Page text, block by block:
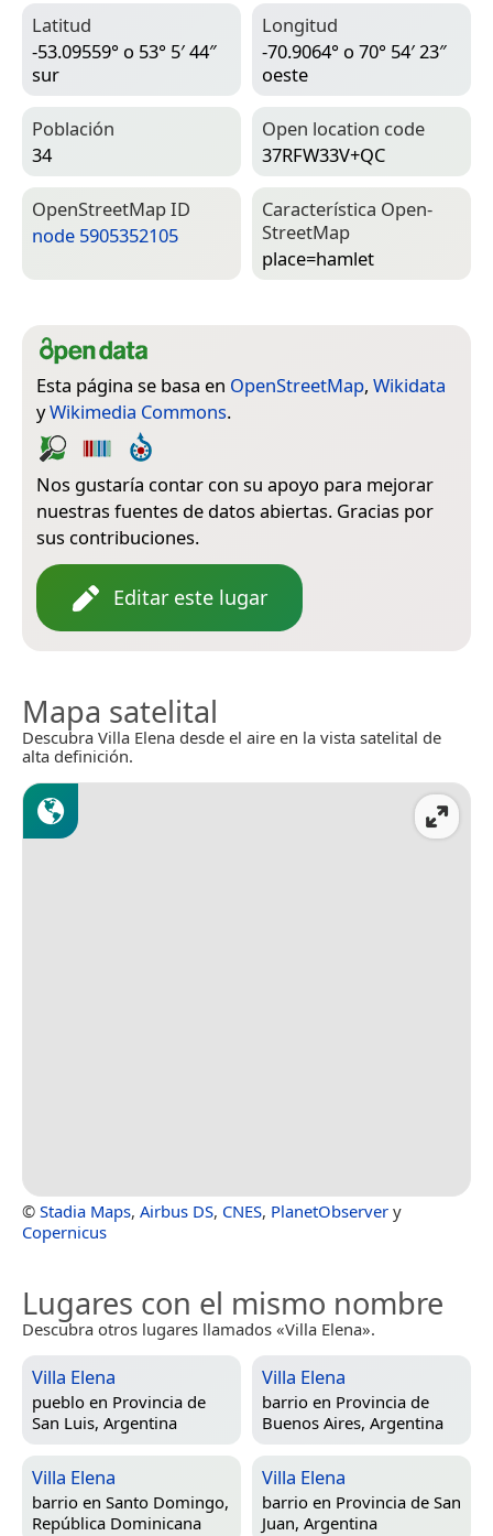
Latitud
-53.09559° o 53° 5′ 44″
sur
Longitud
-70.9064° o 70° 54′ 23″
oeste
Población
34
Open location code
37RFW33V+QC
Open­Street­Map ID
node 5905352105
Característica Open­
Street­Map
place=­hamlet
Esta página se basa en OpenStreetMap, Wikidata
yWikimedia Commons.
Nos gustaría contar con su apoyo para mejorar
nuestras fuentes de datos abiertas. Gracias por
sus contribuciones.
Editar este lugar
Mapa satelital
Descubra Villa Elena desde el aire en la vista satelital de
alta definición.
© Stadia Maps, Airbus DS, CNES, PlanetObserver y
Copernicus
Lugares con el mismo nombre
Descubra otros lugares llamados «Villa Elena».
Villa Elena
pueblo en Provincia de
San Luis, Argentina
Villa Elena
barrio en Provincia de
Buenos Aires, Argentina
Villa Elena
barrio en Santo Domingo,
República Dominicana
Villa Elena
barrio en Provincia de San
Juan, Argentina